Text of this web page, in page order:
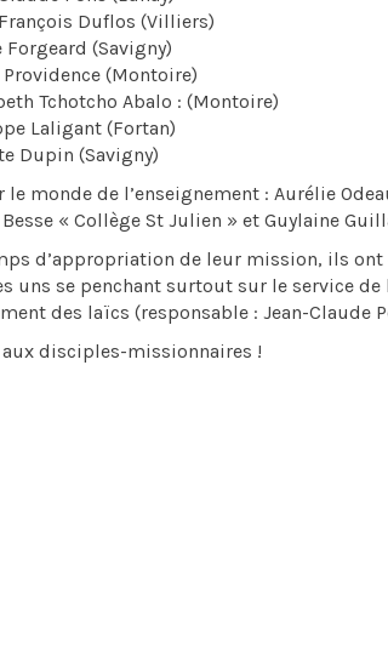
Duflos (Villiers)
Forgeard (Savigny)
(Montoire)
Tchotcho Abalo : (Montoire)
Laligant (Fortan)
Dupin (Savigny)
le monde de l’enseignement : Aurélie
« Collège St Julien » et Guylaine
d’appropriation de leur mission, ils
uns se penchant surtout sur le service
des laïcs (responsable : Jean-Claude
aux disciples-missionnaires !